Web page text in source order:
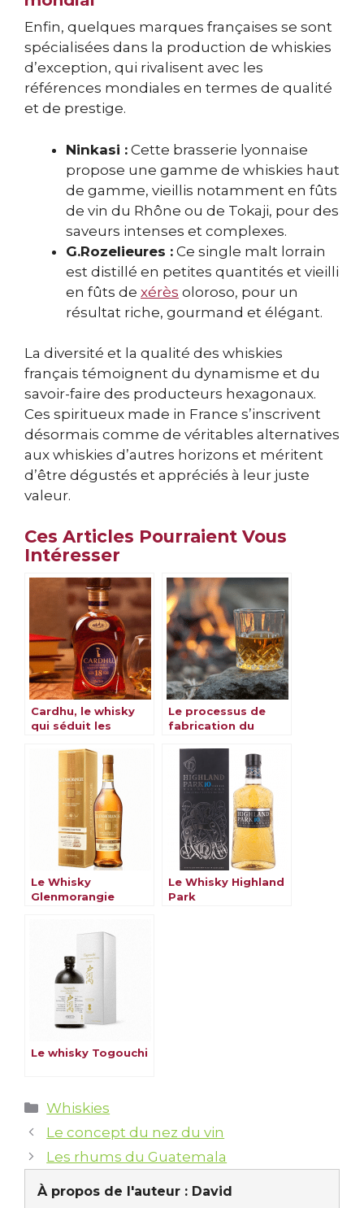
Enfin, quelques marques françaises se sont
spécialisées dans la production de whiskies
d’exception, qui rivalisent avec les
références mondiales en termes de qualité
et de prestige.
Ninkasi : Cette brasserie lyonnaise
propose une gamme de whiskies haut
de gamme, vieillis notamment en fûts
de vin du Rhône ou de Tokaji, pour des
saveurs intenses et complexes.
G.Rozelieures : Ce single malt lorrain
est distillé en petites quantités et vieilli
en fûts de xérès oloroso, pour un
résultat riche, gourmand et élégant.
La diversité et la qualité des whiskies
français témoignent du dynamisme et du
savoir-faire des producteurs hexagonaux.
Ces spiritueux made in France s’inscrivent
désormais comme de véritables alternatives
aux whiskies d’autres horizons et méritent
d’être dégustés et appréciés à leur juste
valeur.
Ces Articles Pourraient Vous
Intéresser
Cardhu, le whisky
qui séduit les
entier
Le processus de
fabrication du
Le Whisky
Glenmorangie
Le Whisky Highland
Park
Le whisky Togouchi
Catégories
Whiskies
Le concept du nez du vin
Les rhums du Guatemala
À propos de l'auteur : David